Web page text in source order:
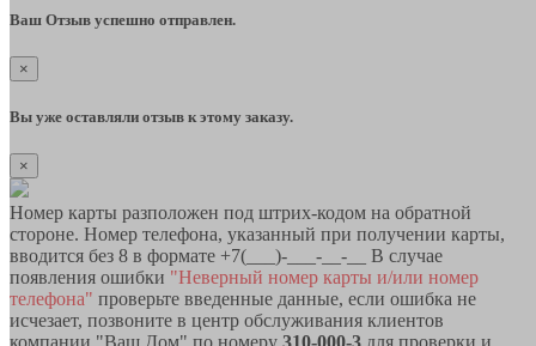
Ваш Отзыв успешно отправлен.
×
Вы уже оставляли отзыв к этому заказу.
×
Номер карты разположен под штрих-кодом на обратной
стороне. Номер телефона, указанный при получении карты,
вводится без 8 в формате +7(___)-___-__-__ В случае
появления ошибки "Неверный номер карты и/или номер
телефона" проверьте введенные данные, если ошибка не
исчезает, позвоните в центр обслуживания клиентов